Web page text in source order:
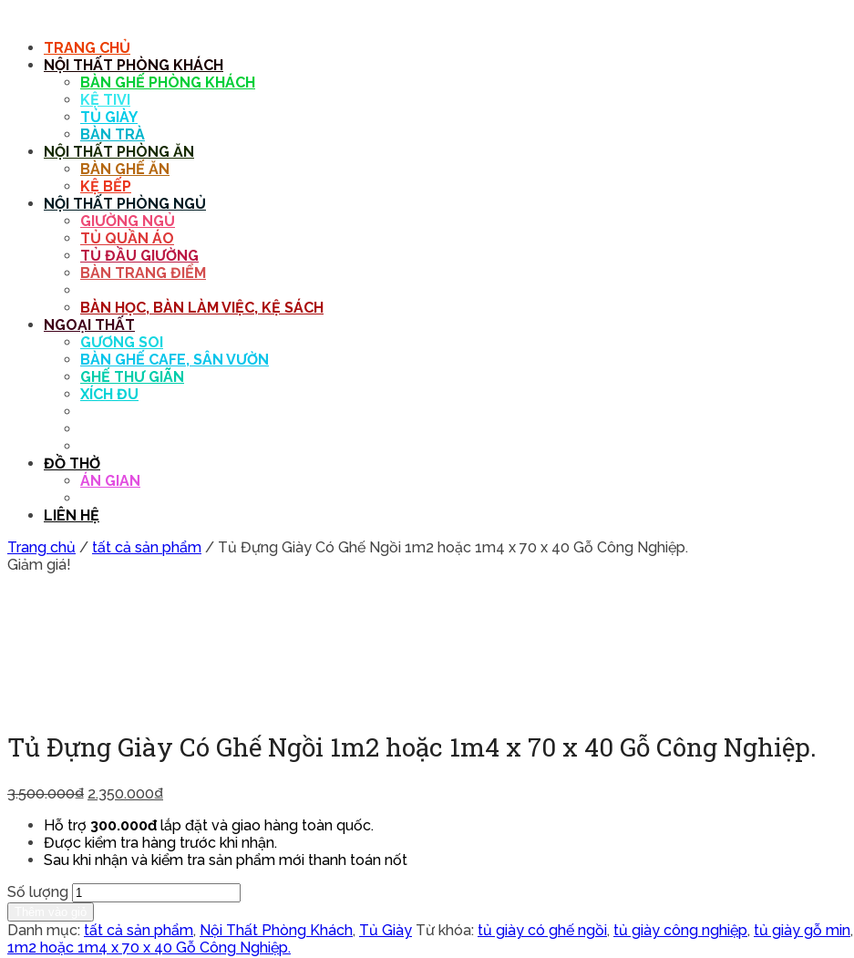
TRANG CHỦ
NỘI THẤT PHÒNG KHÁCH
BÀN GHẾ PHÒNG KHÁCH
KỆ TIVI
TỦ GIÀY
BÀN TRÀ
NỘI THẤT PHÒNG ĂN
BÀN GHẾ ĂN
KỆ BẾP
NỘI THẤT PHÒNG NGỦ
GIƯỜNG NGỦ
TỦ QUẦN ÁO
TỦ ĐẦU GIƯỜNG
BÀN TRANG ĐIỂM
BÀN HỌC, BÀN LÀM VIỆC, KỆ SÁCH
NGOẠI THẤT
GƯƠNG SOI
BÀN GHẾ CAFE, SÂN VƯỜN
GHẾ THƯ GIÃN
XÍCH ĐU
ĐỒ THỜ
ÁN GIAN
LIÊN HỆ
Trang chủ / tất cả sản phẩm / Tủ Đựng Giày Có Ghế Ngồi 1m2 hoặc 1m4 x 70 x 40 Gỗ Công Nghiệp.
Giảm giá!
Tủ Đựng Giày Có Ghế Ngồi 1m2 hoặc 1m4 x 70 x 40 Gỗ Công Nghiệp.
3.500.000₫ 2.350.000₫
Hỗ trợ 300.000đlắp đặt và giao hàng toàn quốc.
Được kiểm tra hàng trước khi nhận.
Sau khi nhận và kiểm tra sản phẩm mới thanh toán nốt
Số lượng
Danh mục: tất cả sản phẩm, Nội Thất Phòng Khách, Tủ Giày Từ khóa: tủ giày có ghế ngồi, tủ giày công nghiệp, tủ giày gỗ min,
1m2 hoặc 1m4 x 70 x 40 Gỗ Công Nghiệp.